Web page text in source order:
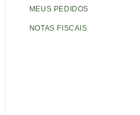
MEUS PEDIDOS
NOTAS FISCAIS